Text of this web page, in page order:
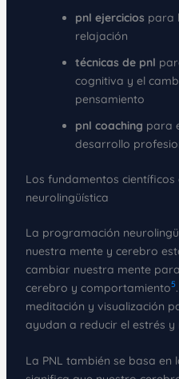
pnl ejercicios para
relajación
técnicas de pnl
cognitiva y el
pensamiento
pnl coaching para
desarrollo
Los fundamentos
neurolingüística
La programación
nuestra mente y cerebro
cambiar nuestra mente
cerebro y comportamiento5
meditación y visualización
ayudan a reducir el estrés
La PNL también se basa en